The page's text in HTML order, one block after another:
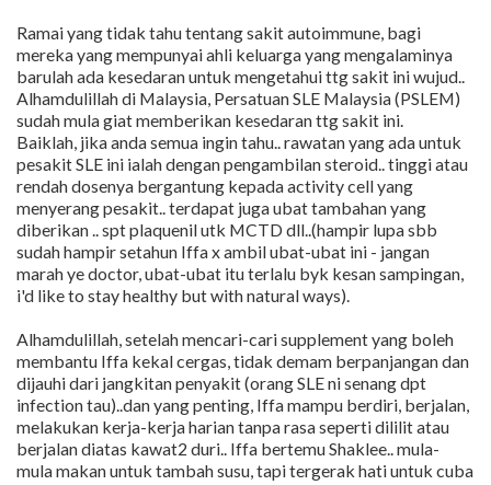
Ramai yang tidak tahu tentang sakit autoimmune, bagi
mereka yang mempunyai ahli keluarga yang mengalaminya
barulah ada kesedaran untuk mengetahui ttg sakit ini wujud..
Alhamdulillah di Malaysia, Persatuan SLE Malaysia (PSLEM)
sudah mula giat memberikan kesedaran ttg sakit ini.
Baiklah, jika anda semua ingin tahu.. rawatan yang ada untuk
pesakit SLE ini ialah dengan pengambilan steroid.. tinggi atau
rendah dosenya bergantung kepada activity cell yang
menyerang pesakit.. terdapat juga ubat tambahan yang
diberikan .. spt plaquenil utk MCTD dll..(hampir lupa sbb
sudah hampir setahun Iffa x ambil ubat-ubat ini - jangan
marah ye doctor, ubat-ubat itu terlalu byk kesan sampingan,
i'd like to stay healthy but with natural ways).
Alhamdulillah, setelah mencari-cari supplement yang boleh
membantu Iffa kekal cergas, tidak demam berpanjangan dan
dijauhi dari jangkitan penyakit (orang SLE ni senang dpt
infection tau)..dan yang penting, Iffa mampu berdiri, berjalan,
melakukan kerja-kerja harian tanpa rasa seperti dililit atau
berjalan diatas kawat2 duri.. Iffa bertemu Shaklee.. mula-
mula makan untuk tambah susu, tapi tergerak hati untuk cuba